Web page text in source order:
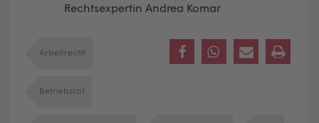
Rechtsexpertin Andrea Komar
Arbeitrecht
Betriebsrat